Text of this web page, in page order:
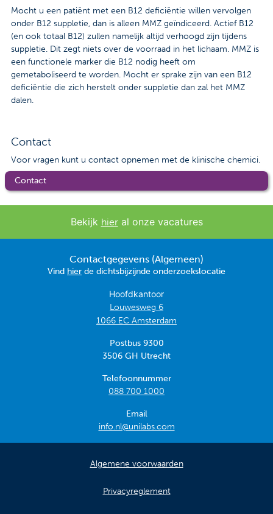
Mocht u een patiënt met een B12 deficiëntie willen vervolgen
onder B12 suppletie, dan is alleen MMZ geïndiceerd. Actief B12
(en ook totaal B12) zullen namelijk altijd verhoogd zijn tijdens
suppletie. Dit zegt niets over de voorraad in het lichaam. MMZ is
een functionele marker die B12 nodig heeft om
gemetaboliseerd te worden. Mocht er sprake zijn van een B12
deficiëntie die zich herstelt onder suppletie dan zal het MMZ
dalen.
Contact
Voor vragen kunt u contact opnemen met de klinische chemici.
Contact
Bekijk hieral onze vacatures
Contactgegevens (Algemeen)
Vind hier de dichtsbijzijnde onderzoekslocatie
Hoofdkantoor
Louwesweg 6
1066 EC Amsterdam
Postbus 9300
3506 GH Utrecht
Telefoonnummer
088 700 1000
Email
info.nl@unilabs.com
Algemene voorwaarden
Privacyreglement